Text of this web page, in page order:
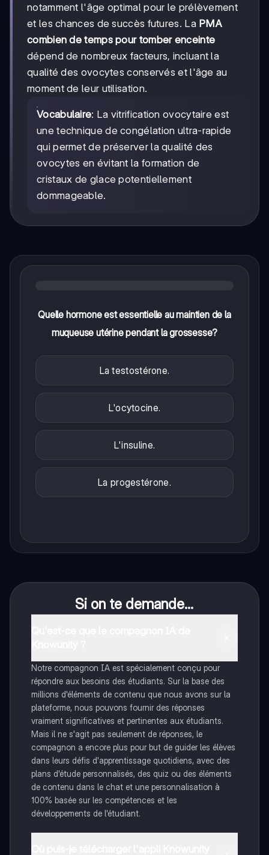
notamment l'âge optimal pour le prélèvement
et les chances de succès futures. La PMA
combien de temps pour tomber enceinte
dépend de nombreux facteurs, incluant la
qualité des ovocytes conservés et l'âge au
moment de leur utilisation.
Vocabulaire: La vitrification ovocytaire est
une technique de congélation ultra-rapide
qui permet de préserver la qualité des
ovocytes en évitant la formation de
cristaux de glace potentiellement
dommageable.
Quelle hormone est essentielle au maintien de la
muqueuse utérine pendant la grossesse?
La testostérone.
L'ocytocine.
L'insuline.
La progestérone.
Si on te demande...
Notre compagnon IA est spécialement conçu pour
répondre aux besoins des étudiants. Sur la base des
millions d'éléments de contenu que nous avons sur la
plateforme, nous pouvons fournir des réponses
vraiment significatives et pertinentes aux étudiants.
Mais il ne s'agit pas seulement de réponses, le
compagnon a encore plus pour but de guider les élèves
dans leurs défis d'apprentissage quotidiens, avec des
plans d'étude personnalisés, des quiz ou des éléments
de contenu dans le chat et une personnalisation à
100% basée sur les compétences et les
développements de l'étudiant.